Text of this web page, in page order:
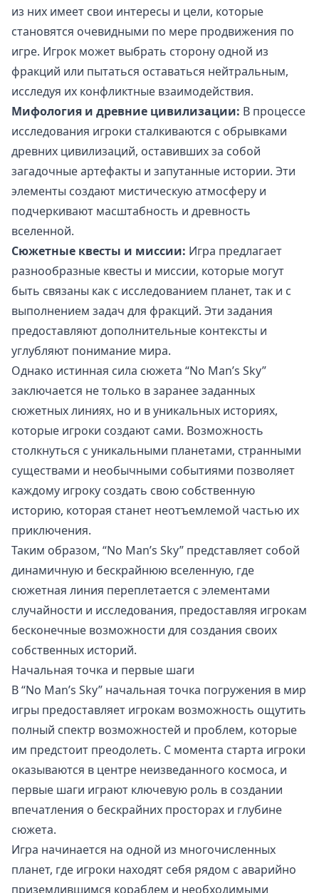
из них имеет свои интересы и цели, которые
становятся очевидными по мере продвижения по
игре. Игрок может выбрать сторону одной из
фракций или пытаться оставаться нейтральным,
исследуя их конфликтные взаимодействия.
Мифология и древние цивилизации: В процессе
исследования игроки сталкиваются с обрывками
древних цивилизаций, оставивших за собой
загадочные артефакты и запутанные истории. Эти
элементы создают мистическую атмосферу и
подчеркивают масштабность и древность
вселенной.
Сюжетные квесты и миссии: Игра предлагает
разнообразные квесты и миссии, которые могут
быть связаны как с исследованием планет, так и с
выполнением задач для фракций. Эти задания
предоставляют дополнительные контексты и
углубляют понимание мира.
Однако истинная сила сюжета “No Man’s Sky”
заключается не только в заранее заданных
сюжетных линиях, но и в уникальных историях,
которые игроки создают сами. Возможность
столкнуться с уникальными планетами, странными
существами и необычными событиями позволяет
каждому игроку создать свою собственную
историю, которая станет неотъемлемой частью их
приключения.
Таким образом, “No Man’s Sky” представляет собой
динамичную и бескрайнюю вселенную, где
сюжетная линия переплетается с элементами
случайности и исследования, предоставляя игрокам
бесконечные возможности для создания своих
собственных историй.
Начальная точка и первые шаги
В “No Man’s Sky” начальная точка погружения в мир
игры предоставляет игрокам возможность ощутить
полный спектр возможностей и проблем, которые
им предстоит преодолеть. С момента старта игроки
оказываются в центре неизведанного космоса, и
первые шаги играют ключевую роль в создании
впечатления о бескрайних просторах и глубине
сюжета.
Игра начинается на одной из многочисленных
планет, где игроки находят себя рядом с аварийно
приземлившимся кораблем и необходимыми